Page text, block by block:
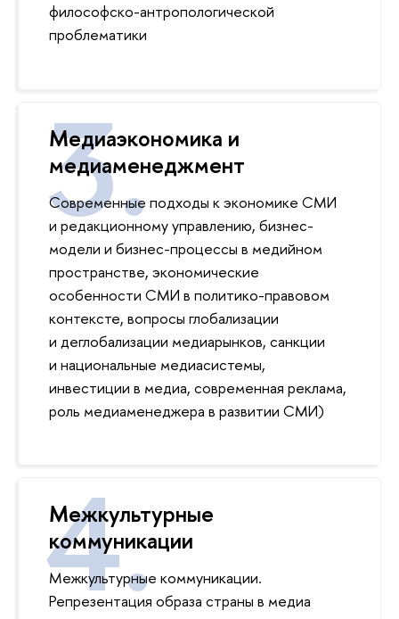
философско-антропологической
проблематики
Медиаэкономика и
медиаменеджмент
Современные подходы к экономике СМИ
и редакционному управлению, бизнес-
модели и бизнес-процессы в медийном
пространстве, экономические
особенности СМИ в политико-правовом
контексте, вопросы глобализации
и деглобализации медиарынков, санкции
и национальные медиасистемы,
инвестиции в медиа, современная реклама,
роль медиаменеджера в развитии СМИ)
Межкультурные
коммуникации
Межкультурные коммуникации.
Репрезентация образа страны в медиа